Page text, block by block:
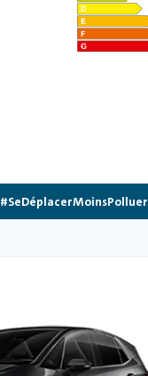
#SeDéplacerMoinsPolluer